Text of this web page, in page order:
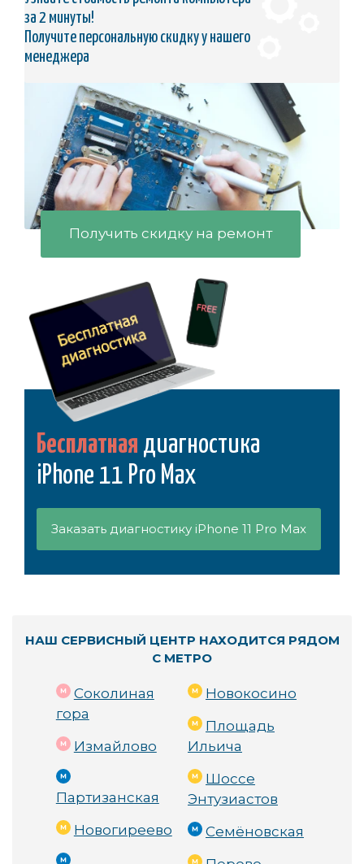
за 2 минуты!
Получите персональную скидку у нашего
менеджера
Получить скидку на ремонт
Бесплатная диагностика
iPhone 11 Pro Max
Заказать диагностику iPhone 11 Pro Max
НАШ СЕРВИСНЫЙ ЦЕНТР НАХОДИТСЯ РЯДОМ
С МЕТРО
Соколиная
гора
Измайлово
Партизанская
Новогиреево
Новокосино
Площадь
Ильича
Шоссе
Энтузиастов
Семёновская